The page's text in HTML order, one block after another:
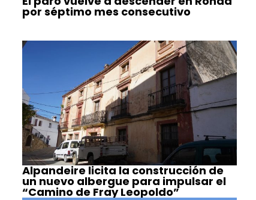
por séptimo mes consecutivo
Alpandeire licita la construcción de
un nuevo albergue para impulsar el
“Camino de Fray Leopoldo”